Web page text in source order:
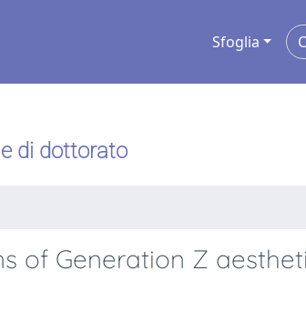
Sfoglia
di dottorato
of Generation Z